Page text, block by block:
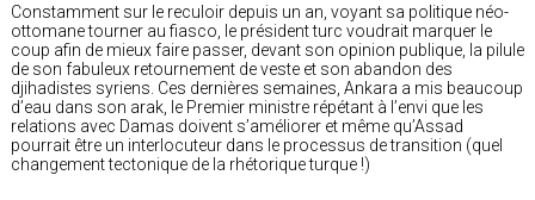
Constamment sur le reculoir depuis un an, voyant sa politique néo-
ottomane tourner au fiasco, le président turc voudrait marquer le
coup afin de mieux faire passer, devant son opinion publique, la pilule
de son fabuleux retournement de veste et son abandon des
djihadistes syriens. Ces dernières semaines, Ankara a mis beaucoup
d’eau dans son arak, le Premier ministre répétant à l’envi que les
relations avec Damas doivent s’améliorer et même qu’Assad
pourrait être un interlocuteur dans le processus de transition (quel
changement tectonique de la rhétorique turque !)